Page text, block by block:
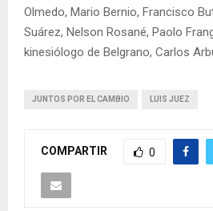
Olmedo, Mario Bernio, Francisco
Suárez, Nelson Rosané, Paolo
kinesiólogo de Belgrano, Carlos
JUNTOS POR EL CAMBIO LUIS JUEZ
COMPARTIR 0